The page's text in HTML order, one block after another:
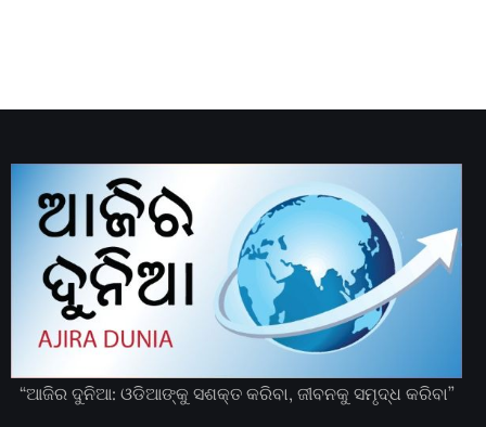
“ଆଜିର ଦୁନିଆ: ଓଡିଆଙ୍କୁ ସଶକ୍ତ କରିବା, ଜୀବନକୁ ସମୃଦ୍ଧ କରିବା”